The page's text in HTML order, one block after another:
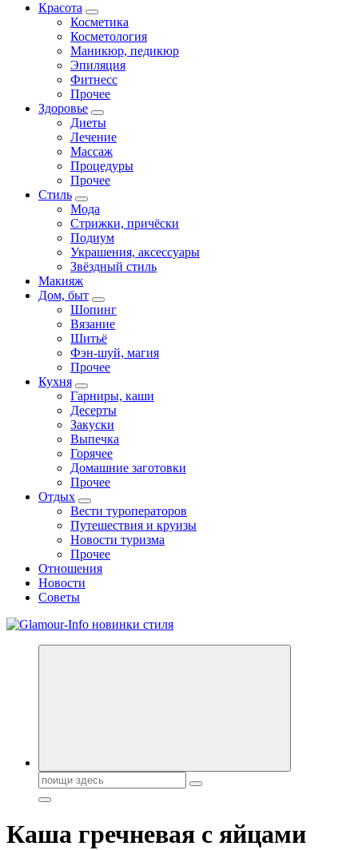
Красота
Косметика
Косметология
Маникюр, педикюр
Эпиляция
Фитнесс
Прочее
Здоровье
Диеты
Лечение
Массаж
Процедуры
Прочее
Стиль
Мода
Стрижки, причёски
Подиум
Украшения, аксессуары
Звёздный стиль
Макияж
Дом, быт
Шопинг
Вязание
Шитьё
Фэн-шуй, магия
Прочее
Кухня
Гарниры, каши
Десерты
Закуски
Выпечка
Горячее
Домашние заготовки
Прочее
Отдых
Вести туроператоров
Путешествия и круизы
Новости туризма
Прочее
Отношения
Новости
Советы
Секреты молодости, красоты и долголетия. Гламурный журнал
Поиск:
Каша гречневая с яйцами